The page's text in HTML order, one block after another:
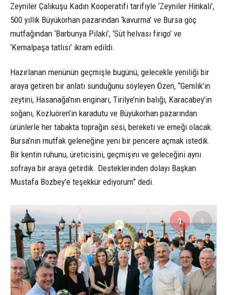
Zeyniler Çalıkuşu Kadın Kooperatifi tarifiyle ‘Zeyniler Hinkali’,
500 yıllık Büyükorhan pazarından ‘kavurma’ ve Bursa göç
mutfağından ‘Barbunya Pilaki’, ‘Süt helvası firigo’ ve
‘Kemalpaşa tatlısı’ ikram edildi.
Hazırlanan menünün geçmişle bugünü, gelecekle yeniliği bir
araya getiren bir anlatı sunduğunu söyleyen Özen, “Gemlik’in
zeytini, Hasanağa’nın enginarı, Tirilye’nin balığı, Karacabey’in
soğanı, Kozluören’in karadutu ve Büyükorhan pazarından
ürünlerle her tabakta toprağın sesi, bereketi ve emeği olacak.
Bursa’nın mutfak geleneğine yeni bir pencere açmak istedik.
Bir kentin ruhunu, üreticisini, geçmişini ve geleceğini aynı
sofraya bir araya getirdik. Desteklerinden dolayı Başkan
Mustafa Bozbey’e teşekkür ediyorum” dedi.
1 6